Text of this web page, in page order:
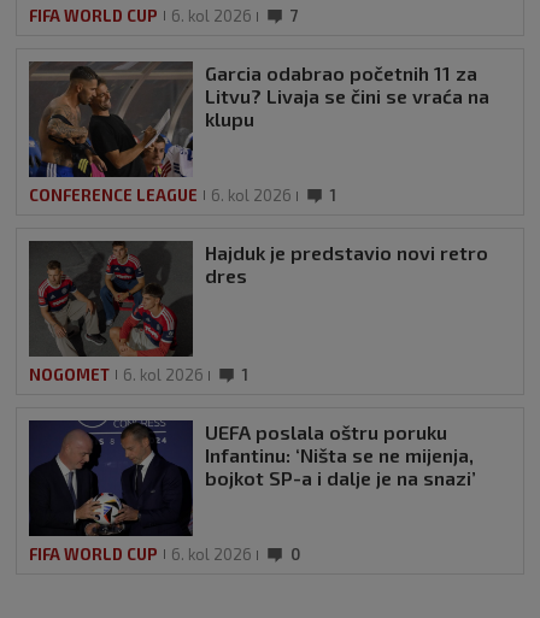
FIFA WORLD CUP 6. kol 2026 7
Garcia odabrao početnih 11 za
Litvu? Livaja se čini se vraća na
klupu
CONFERENCE LEAGUE 6. kol 2026 1
Hajduk je predstavio novi retro
dres
NOGOMET 6. kol 2026 1
UEFA poslala oštru poruku
Infantinu: ‘Ništa se ne mijenja,
bojkot SP-a i dalje je na snazi’
FIFA WORLD CUP 6. kol 2026 0